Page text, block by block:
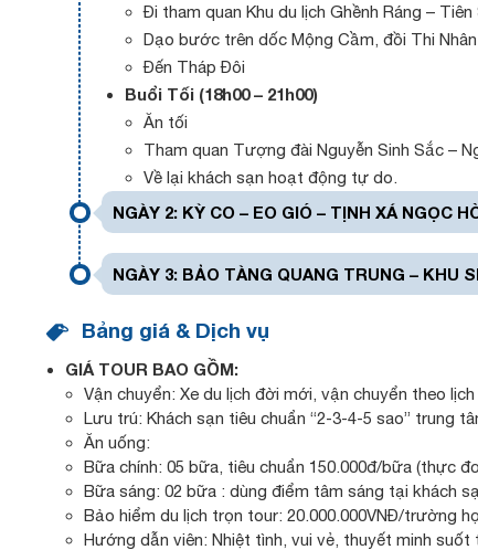
Đi tham quan Khu du lịch Ghềnh Ráng – Tiên
Dạo bước trên dốc Mộng Cầm, đồi Thi
Đến Tháp Đôi
Buổi Tối (18h00 – 21h00)
Ăn tối
Tham quan Tượng đài Nguyễn Sinh Sắc –
Về lại khách sạn hoạt động tự do.
NGÀY 2: KỲ CO – EO GIÓ – TỊNH XÁ NGỌC
NGÀY 3: BẢO TÀNG QUANG TRUNG – KHU
Bảng giá & Dịch vụ
GIÁ TOUR BAO GỒM:
Vận chuyển: Xe du lịch đời mới, vận chuyển theo lịch
Lưu trú: Khách sạn tiêu chuẩn “2-3-4-5 sao” trung
Ăn uống:
Bữa chính: 05 bữa, tiêu chuẩn 150.000đ/bữa (thực
Bữa sáng: 02 bữa : dùng điểm tâm sáng tại khách
Bảo hiểm du lịch trọn tour: 20.000.000VNĐ/trường
Hướng dẫn viên: Nhiệt tình, vui vẻ, thuyết minh suốt